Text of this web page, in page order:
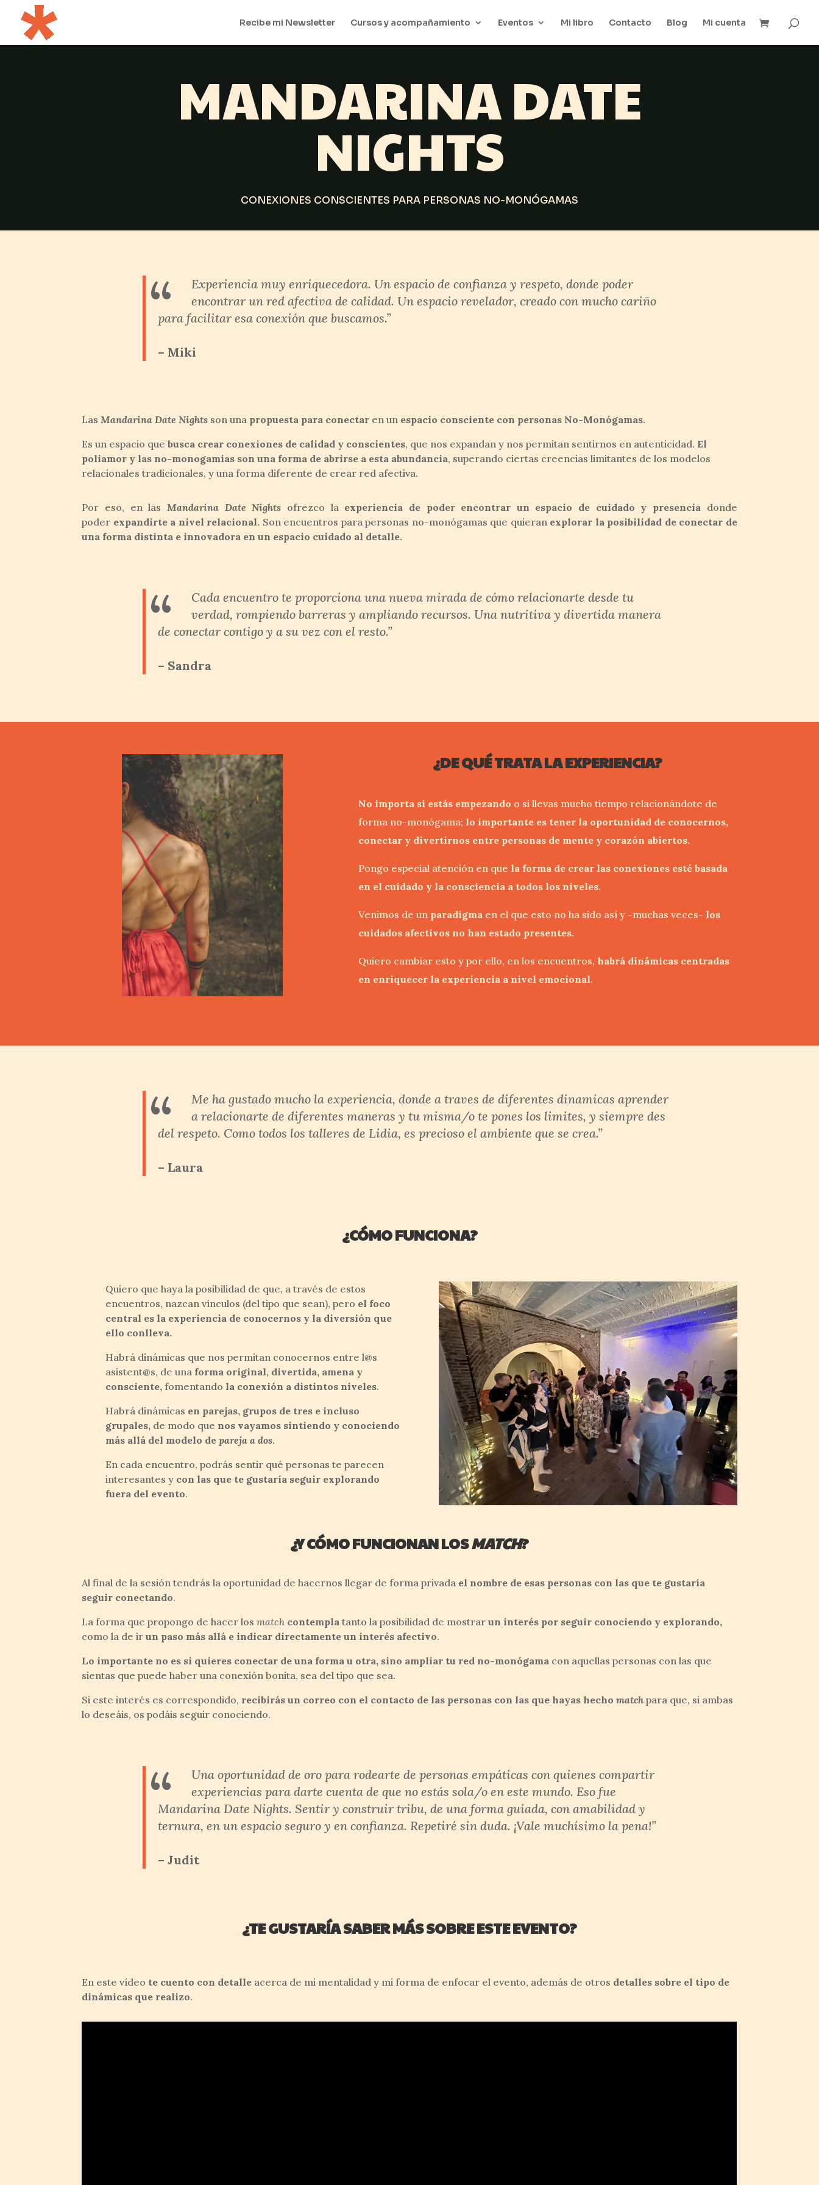
Recibe mi Newsletter Cursos y acompañamiento Eventos Mi libro Contacto Blog Mi cuenta
MANDARINA DATE
NIGHTS
CONEXIONES CONSCIENTES PARA PERSONAS NO-MONÓGAMAS
“
Experiencia muy enriquecedora. Un espacio de confianza y respeto, donde poder
encontrar un red afectiva de calidad. Un espacio revelador, creado con mucho cariño
para facilitar esa conexión que buscamos.”
– Miki
Las Mandarina Date Nights son una propuesta para conectar en un espacio consciente con personas No-Monógamas.
Es un espacio quebusca crear conexiones de calidad y conscientes, que nos expandan y nos permitan sentirnos en autenticidad.El
poliamor y las no-monogamias son una forma de abrirse a esta abundancia, superando ciertas creencias limitantes de los modelos
relacionales tradicionales, y una forma diferente de crear red afectiva.
Por eso, en las Mandarina Date Nights ofrezco la experiencia de poder encontrar un espacio de cuidado y presencia donde
poder expandirte a nivel relacional. Son encuentros para personas no-monógamas que quieran explorar la posibilidad de conectar de
una forma distinta e innovadora en un espacio cuidado al detalle.
“
Cada encuentro te proporciona una nueva mirada de cómo relacionarte desde tu
verdad, rompiendo barreras y ampliando recursos. Una nutritiva y divertida manera
de conectar contigo y a su vez con el resto.”
– Sandra
¿DE QUÉ TRATA LA EXPERIENCIA?
No importa si estás empezando o si llevas mucho tiempo relacionándote de
forma no-monógama; lo importante es tener la oportunidad de conocernos,
conectar y divertirnos entre personas de mente y corazón abiertos.
Pongo especial atención en que la forma de crear las conexiones esté basada
en el cuidado y la consciencia a todos los niveles.
Venimos de un paradigma en el que esto no ha sido así y -muchas veces- los
cuidados afectivos no han estado presentes.
Quiero cambiar esto y por ello, en los encuentros, habrá dinámicas centradas
en enriquecer la experiencia a nivel emocional.
“
Me ha gustado mucho la experiencia, donde a traves de diferentes dinamicas aprender
a relacionarte de diferentes maneras y tu misma/o te pones los limites, y siempre des
del respeto. Como todos los talleres de Lidia, es precioso el ambiente que se crea.”
– Laura
¿CÓMO FUNCIONA?
Quiero que haya la posibilidad de que, a través de estos
encuentros, nazcan vínculos (del tipo que sean), pero el foco
central es la experiencia de conocernos y la diversión que
ello conlleva.
Habrá dinámicas que nos permitan conocernos entre l@s
asistent@s, de una forma original, divertida, amena y
consciente,fomentando la conexión a distintos niveles.
Habrá dinámicas en parejas, grupos de tres e incluso
grupales, de modo que nos vayamos sintiendo y conociendo
más allá del modelo depareja a dos.
En cada encuentro, podrás sentir qué personas te parecen
interesantes y con las que te gustaría seguir explorando
fuera del evento.
¿Y CÓMO FUNCIONAN LOSMATCH?
Al final de la sesión tendrás la oportunidad de hacernos llegar de forma privada el nombre de esas personas con las que te gustaría
seguir conectando.
La forma que propongo de hacer losmatch contemplatanto la posibilidad de mostrarun interés por seguir conociendo y explorando,
como la de ir un paso más allá e indicar directamente un interés afectivo.
Lo importante no es si quieres conectar de una forma u otra, sino ampliar tu red no-monógama con aquellas personas con las que
sientas que puede haber una conexión bonita, sea del tipo que sea.
Si este interés es correspondido, recibirás un correo con el contacto de las personas con las que hayas hechomatch para que, si ambas
lo deseáis, os podáis seguir conociendo.
“
Una oportunidad de oro para rodearte de personas empáticas con quienes compartir
experiencias para darte cuenta de que no estás sola/o en este mundo. Eso fue
Mandarina Date Nights. Sentir y construir tribu, de una forma guiada, con amabilidad y
ternura, en un espacio seguro y en confianza. Repetiré sin duda. ¡Vale muchísimo la pena!”
– Judit
¿TE GUSTARÍA SABER MÁS SOBRE ESTE EVENTO?
En este vídeo te cuento con detalle acerca de mi mentalidad y mi forma de enfocar el evento, además de otros detalles sobre el tipo de
dinámicas que realizo.